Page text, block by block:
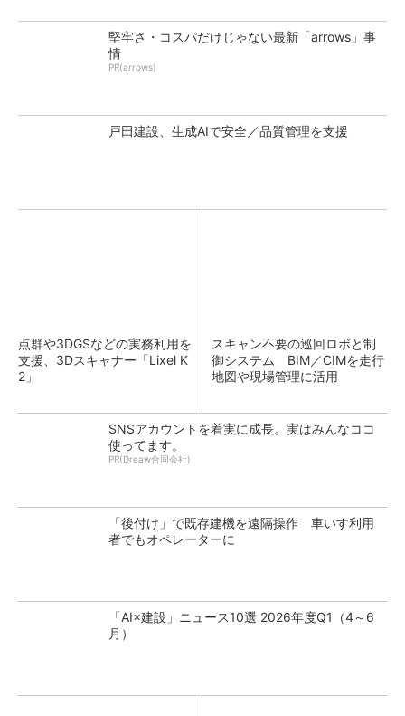
堅牢さ・コスパだけじゃない最新「arrows」事
情
PR(arrows)
戸田建設、生成AIで安全／品質管理を支援
点群や3DGSなどの実務利用を
支援、3Dスキャナー「Lixel K
2」
スキャン不要の巡回ロボと制
御システム BIM／CIMを走行
地図や現場管理に活用
SNSアカウントを着実に成長。実はみんなココ
使ってます。
PR(Dreaw合同会社)
「後付け」で既存建機を遠隔操作 車いす利用
者でもオペレーターに
「AI×建設」ニュース10選 2026年度Q1（4～6
月）